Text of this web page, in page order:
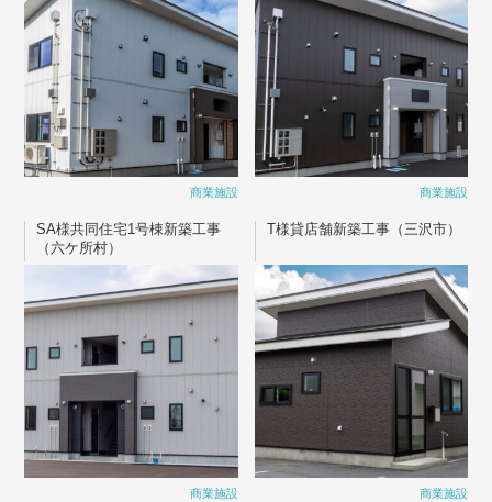
商業施設 商業施設
SA様共同住宅1号棟新築工事
（六ケ所村）
商業施設
T様貸店舗新築工事（三沢市）
商業施設